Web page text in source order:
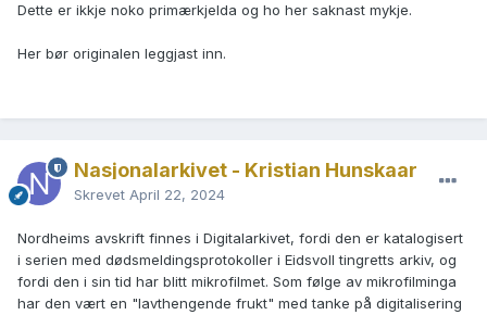
Dette er ikkje noko primærkjelda og ho her saknast mykje.
Her bør originalen leggjast inn.
Nasjonalarkivet - Kristian Hunskaar
Skrevet April 22, 2024
Nordheims avskrift finnes i Digitalarkivet, fordi den er katalogisert
i serien med dødsmeldingsprotokoller i Eidsvoll tingretts arkiv, og
fordi den i sin tid har blitt mikrofilmet. Som følge av mikrofilminga
har den vært en "lavthengende frukt" med tanke på digitalisering